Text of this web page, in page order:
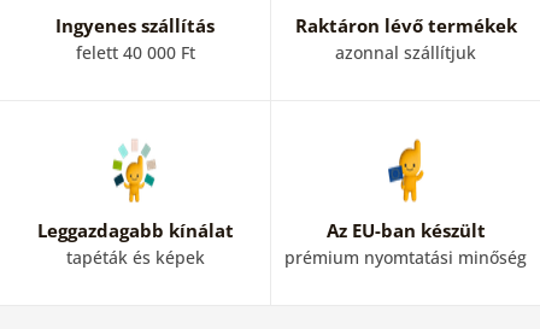
Ingyenes szállítás
felett 40 000 Ft
Raktáron lévő termékek
azonnal szállítjuk
Leggazdagabb kínálat
tapéták és képek
Az EU-ban készült
prémium nyomtatási minőség